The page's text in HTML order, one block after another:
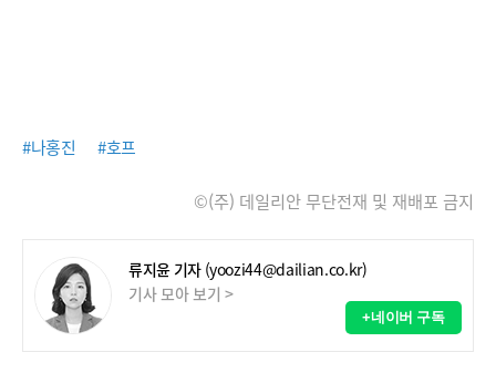
#나홍진 #호프
©(주) 데일리안 무단전재 및 재배포 금지
류지윤 기자 (yoozi44@dailian.co.kr)
기사 모아 보기 >
+네이버 구독